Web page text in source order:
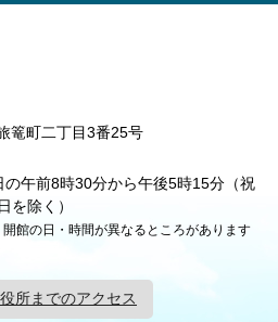
篭町二丁目3番25号
午前8時30分から午後5時15分（祝
を除く）
館の日・時間が異なるところがあります
所までのアクセス